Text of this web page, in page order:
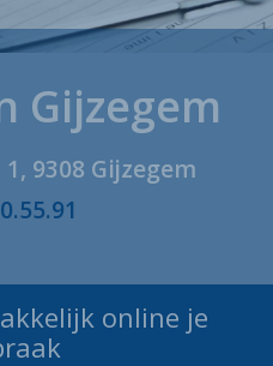
Gijzegem
9308 Gijzegem
online je